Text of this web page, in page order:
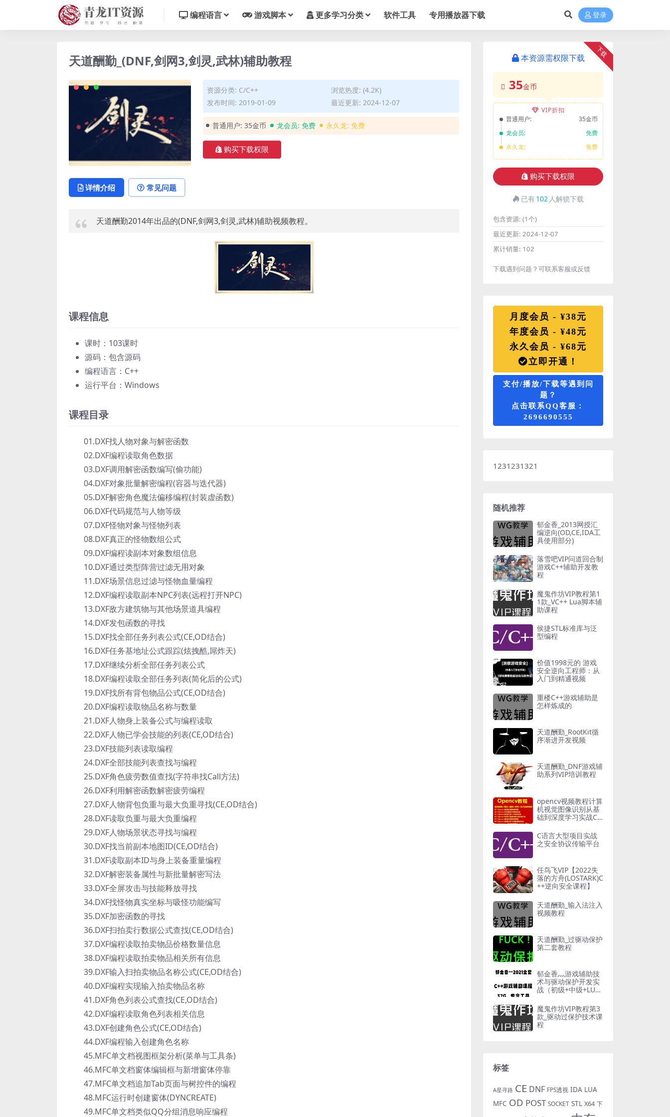
编程语言 游戏脚本 更多学习分类 软件工具 专用播放器下载 登录
天道酬勤_(DNF,剑网3,剑灵,武林)辅助教程
资源分类: C/C++
浏览热度: (4.2K)
发布时间: 2019-01-09
最近更新: 2024-12-07
普通用户: 35金币 龙会员: 免费 永久龙: 免费
购买下载权限
详情介绍 常见问题
天道酬勤2014年出品的(DNF,剑网3,剑灵,武林)辅助视频教程。
课程信息
课时：103课时
源码：包含源码
编程语言：C++
运行平台：Windows
课程目录
01.DXF找人物对象与解密函数
02.DXF编程读取角色数据
03.DXF调用解密函数编写(偷功能)
04.DXF对象批量解密编程(容器与迭代器)
05.DXF解密角色魔法偏移编程(封装虚函数)
06.DXF代码规范与人物等级
07.DXF怪物对象与怪物列表
08.DXF真正的怪物数组公式
09.DXF编程读副本对象数组信息
10.DXF通过类型阵营过滤无用对象
11.DXF场景信息过滤与怪物血量编程
12.DXF编程读取副本NPC列表(远程打开NPC)
13.DXF敌方建筑物与其他场景道具编程
14.DXF发包函数的寻找
15.DXF找全部任务列表公式(CE,OD结合)
16.DXF任务基地址公式跟踪(炫拽酷,屌炸天)
17.DXF继续分析全部任务列表公式
18.DXF编程读取全部任务列表(简化后的公式)
19.DXF找所有背包物品公式(CE,OD结合)
20.DXF编程读取物品名称与数量
21.DXF人物身上装备公式与编程读取
22.DXF人物已学会技能的列表(CE,OD结合)
23.DXF技能列表读取编程
24.DXF全部技能列表查找与编程
25.DXF角色疲劳数值查找(字符串找Call方法)
26.DXF利用解密函数解密疲劳编程
27.DXF人物背包负重与最大负重寻找(CE,OD结合)
28.DXF读取负重与最大负重编程
29.DXF人物场景状态寻找与编程
30.DXF找当前副本地图ID(CE,OD结合)
31.DXF读取副本ID与身上装备重量编程
32.DXF解密装备属性与新批量解密写法
33.DXF全屏攻击与技能释放寻找
34.DXF找怪物真实坐标与吸怪功能编写
35.DXF加密函数的寻找
36.DXF扫拍卖行数据公式查找(CE,OD结合)
37.DXF编程读取拍卖物品价格数量信息
38.DXF编程读取拍卖物品相关所有信息
39.DXF输入扫拍卖物品名称公式(CE,OD结合)
40.DXF编程实现输入拍卖物品名称
41.DXF角色列表公式查找(CE,OD结合)
42.DXF编程读取角色列表相关信息
43.DXF创建角色公式(CE,OD结合)
44.DXF编程输入创建角色名称
45.MFC单文档视图框架分析(菜单与工具条)
46.MFC单文档窗体编辑框与新增窗体停靠
47.MFC单文档追加Tab页面与树控件的编程
48.MFC运行时创建窗体(DYNCREATE)
49.MFC单文档类似QQ分组消息响应编程
下载
本资源需权限下载
35金币
VIP折扣
普通用户:
35金币
龙会员:
免费
永久龙:
免费
购买下载权限
已有102 人解锁下载
包含资源: (1个)
最近更新: 2024-12-07
累计销量: 102
下载遇到问题？可联系客服或反馈
月度会员 - ¥38元
年度会员 - ¥48元
永久会员 - ¥68元
立即开通！
支付/播放/下载等遇到问
题？
点击联系QQ客服：
2696690555
1231231321
随机推荐
郁金香_2013网授汇
编逆向(OD,CE,IDA工
具使用部分)
落雪吧VIP问道回合制
游戏C++辅助开发教
程
魔鬼作坊VIP教程第1
1款_VC++ Lua脚本辅
助课程
侯捷STL标准库与泛
型编程
价值1998元的 游戏
安全逆向工程师：从
入门到精通视频
重楼C++游戏辅助是
怎样炼成的
天道酬勤_RootKit循
序渐进开发视频
天道酬勤_DNF游戏辅
助系列VIP培训教程
opencv视频教程计算
机视觉图像识别从基
础到深度学习实战C+
C语言大型项目实战
之安全协议传输平台
任鸟飞VIP【2022失
落的方舟(LOSTARK)C
++逆向安全课程】
天道酬勤_输入法注入
视频教程
天道酬勤_过驱动保护
第二套教程
郁金香灬游戏辅助技
术与驱动保护开发实
战（初级+中级+LUA
全】
魔鬼作坊VIP教程第3
款_驱动过保护技术课
程
标签
A星寻路 CE DNF FPS透视 IDA LUA
MFC OD POST SOCKET STL X64 下